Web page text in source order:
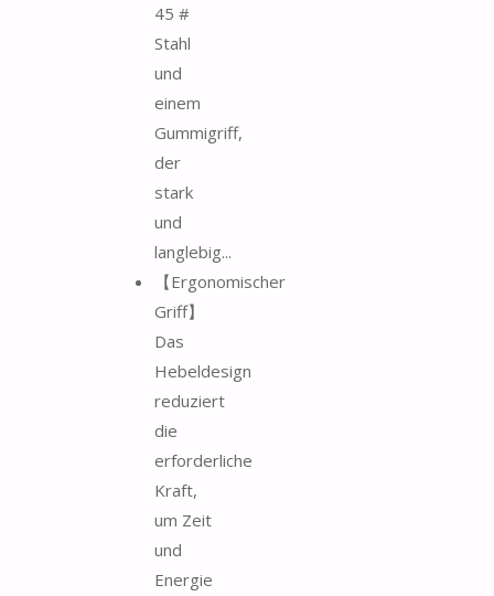
45 #
Stahl
und
einem
Gummigriff,
der
stark
und
langlebig...
【Ergonomischer
Griff】
Das
Hebeldesign
reduziert
die
erforderliche
Kraft,
um Zeit
und
Energie